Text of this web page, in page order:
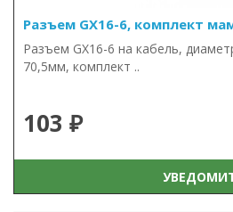
Разъем GX16-6, комплект
Разъем GX16-6 на кабель,
70,5мм, комплект ..
103 ₽